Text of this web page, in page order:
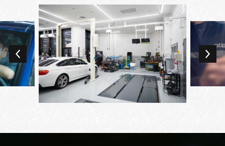
お客様の言葉をそのまま認識するのではな
く、その意図を徹底的に考え抜いて、お客様
の思い描く理想の状態にするということを認
識して対応しています。そのような意識で仕
事をしているからこそ、お客様に「本当にあ
りがとう」と言われた時の歓びも大きいで
す。お客様の幸せの縁の下の力持ちという感
じですかね。
が7年前です。
BMW車は先進的なだけに難しそうなイメージ
が先行していましたが、いざ働いてみると故
障診断や修理のルールが明確で、しっかりと
体系化されていることにまず驚きました。
「ステップを踏んで進めていけば、答えにた
どり着くようになっている」というのは、
BMW車を初めて扱う上でも安心材料になりま
す。eラーニングと座学、実習を組み合わせた
見つけて、自分の手で直したときのやりがい
は格別です。お客様もMINIを専門に扱うテク
ニシャンの知識や技術を求めてご来店いただ
いているので、できる限りご期待に応えたい
と思っています。あるときには、お客様のク
ルマに不具合があるものの、その不具合が出
るタイミングがわからないということがあっ
たのですが、何度も確認する中で故障を見つ
けることができ、直すことができました。そ
専門学校を卒業後、ずっと国産車の整備をし
てきたのですが、自分でMINIを購入したのを
機にその魅力に引き込まれ、仕事でも扱って
みたいと思うようになり転職を決めました。
入社してまず印象的だったのは、先輩テクニ
シャンたちのレベルの高さ。MINIだけに限ら
とも仕事の魅力の一つです。多くの人にとっ